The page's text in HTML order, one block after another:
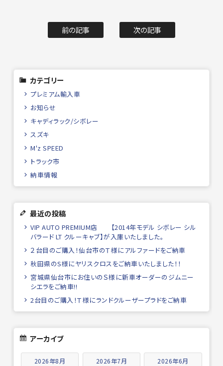
前の記事 次の記事
カテゴリー
プレミアム輸入車
お知らせ
キャディラック/シボレー
スズキ
M'z SPEED
トラック市
納車情報
最近の投稿
VIP AUTO PREMIUM店 【2014年モデル シボレー シル
バラード LT クルーキャブ】が入庫いたしました。
２台目のご購入！仙台市のＴ様にアルファードをご納車
秋田県のS様にヤリスクロスをご納車いたしました！！
宮城県仙台市にお住いのＳ様に新車オーダーのジムニー
シエラをご納車!!
2台目のご購入！Ｔ様にランドクルーザープラドをご納車
アーカイブ
2026年8月 2026年7月 2026年6月